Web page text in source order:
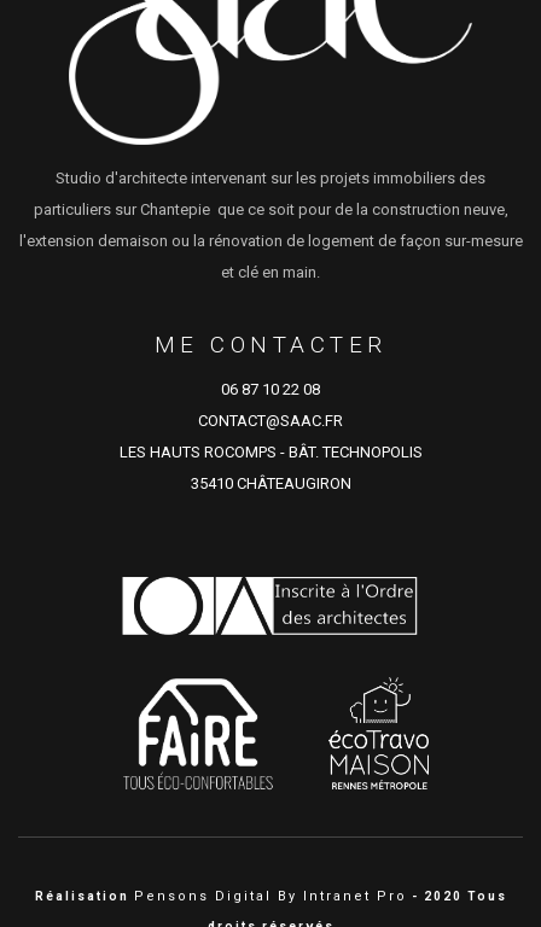
Studio d'architecte intervenant sur les projets immobiliers des
particuliers sur Chantepie que ce soit pour de la construction neuve,
l'extension demaison ou la rénovation de logement de façon sur-mesure
et clé en main.
ME CONTACTER
06 87 10 22 08
CONTACT@SAAC.FR
LES HAUTS ROCOMPS - BÂT. TECHNOPOLIS
35410 CHÂTEAUGIRON
Réalisation Pensons Digital By Intranet Pro - 2020 Tous